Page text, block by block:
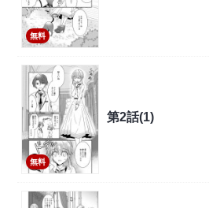
無料
無料
第2話(1)